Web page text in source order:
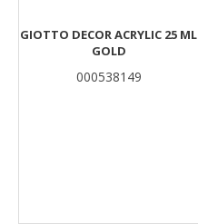
GIOTTO DECOR ACRYLIC 25 ML
GOLD
000538149